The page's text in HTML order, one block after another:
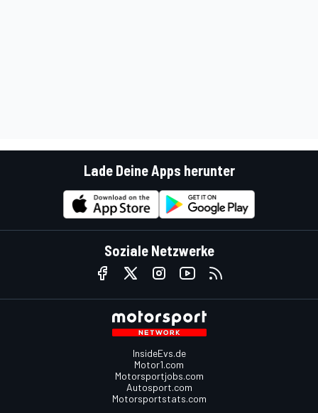
Lade Deine Apps herunter
Soziale Netzwerke
InsideEvs.de
Motor1.com
Motorsportjobs.com
Autosport.com
Motorsportstats.com